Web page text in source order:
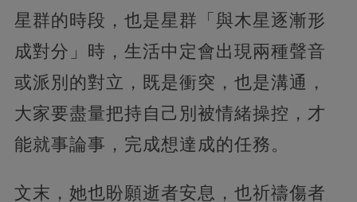
星群的時段，也是星群「與木星逐漸形
成對分」時，生活中定會出現兩種聲音
或派別的對立，既是衝突，也是溝通，
大家要盡量把持自己別被情緒操控，才
能就事論事，完成想達成的任務。
文末，她也盼願逝者安息，也祈禱傷者